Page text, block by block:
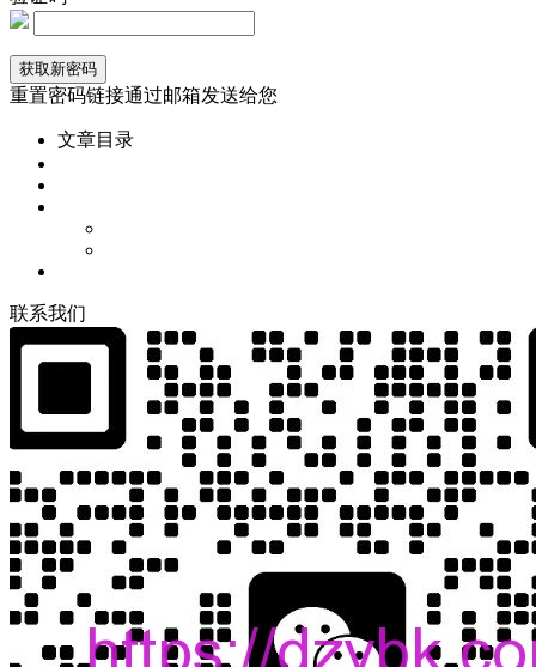
重置密码链接通过邮箱发送给您
文章目录
联系我们